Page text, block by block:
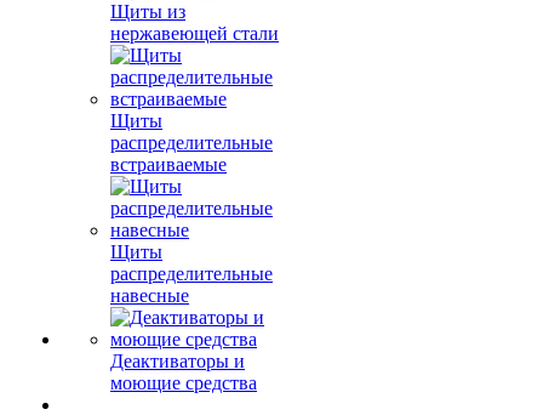
Щиты из
нержавеющей стали
Щиты
распределительные
встраиваемые
Щиты
распределительные
навесные
Деактиваторы и
моющие средства